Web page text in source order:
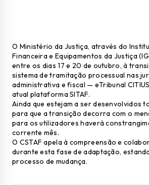
O Ministério da Justiça, através do
Financeira e Equipamentos da Justiça
entre os dias 17 e 20 de outubro, à
sistema de tramitação processual nas
administrativa e fiscal — eTribunal
atual plataforma SITAF.
Ainda que estejam a ser desenvolvidos
para que a transição decorra com o
para os utilizadores haverá
corrente mês.
O CSTAF apela à compreensão e
durante esta fase de adaptação,
processo de mudança.